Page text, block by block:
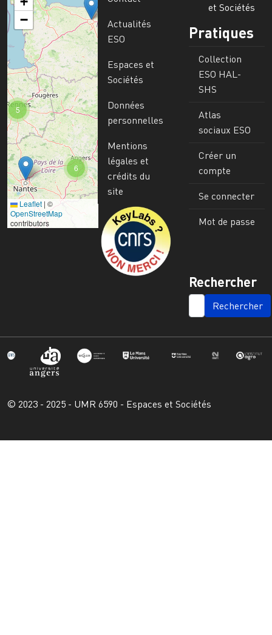
6
5
−
Leaflet | ©
OpenStreetMap
contributors
Actualités
ESO
Espaces et
Sociétés
Données
personnelles
Mentions
légales et
crédits du
site
Image
et Sociétés
Pratiques
Collection
ESO HAL-
SHS
Atlas
sociaux ESO
Créer un
compte
Se connecter
Mot de passe
Rechercher
SEARCH
© 2023 - 2025 - UMR 6590 - Espaces et Sociétés